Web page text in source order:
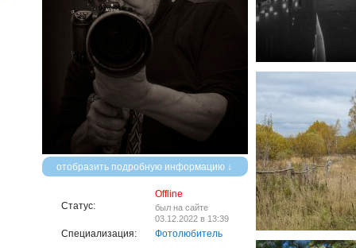
отобразить подробную информацию ↓
Статус:
Offline
был на сайте
03.12.2022 в 13:39
Специализация: Фотолюбитель